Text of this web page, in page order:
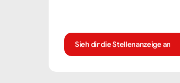
Sieh dir die Stellenanzeige an